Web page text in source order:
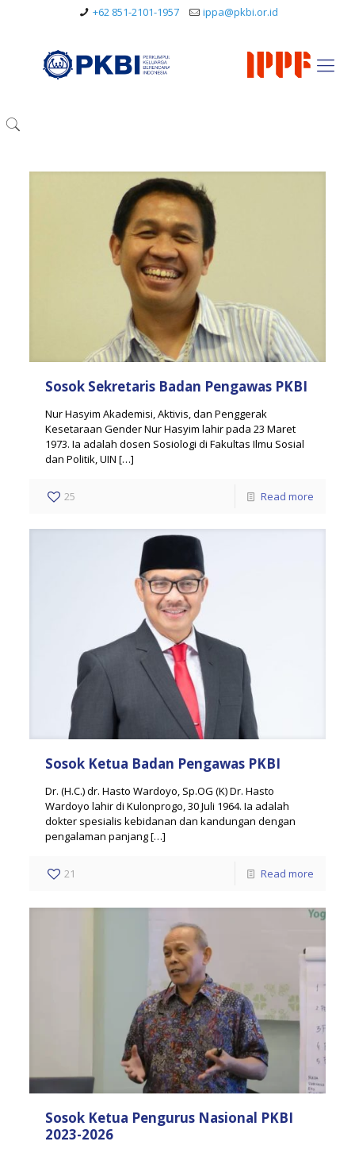
+62 851-2101-1957 ippa@pkbi.or.id
Sosok Sekretaris Badan Pengawas PKBI
Nur Hasyim Akademisi, Aktivis, dan Penggerak
Kesetaraan Gender Nur Hasyim lahir pada 23 Maret
1973. Ia adalah dosen Sosiologi di Fakultas Ilmu Sosial
dan Politik, UIN […]
25 Read more
Sosok Ketua Badan Pengawas PKBI
Dr. (H.C.) dr. Hasto Wardoyo, Sp.OG (K) Dr. Hasto
Wardoyo lahir di Kulonprogo, 30 Juli 1964. Ia adalah
dokter spesialis kebidanan dan kandungan dengan
pengalaman panjang[…]
21 Read more
Sosok Ketua Pengurus Nasional PKBI
2023-2026